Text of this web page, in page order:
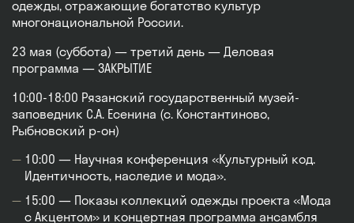
одежды, отражающие богатство культур
многонациональной России.
23 мая (суббота) — третий день — Деловая
программа — ЗАКРЫТИЕ
10:00-18:00 Рязанский государственный музей-
заповедник С.А. Есенина (с. Константиново,
Рыбновский р-он)
10:00 — Научная конференция «Культурный код.
Идентичность, наследие и мода».
15:00 — Показы коллекций одежды проекта «Мода
с Акцентом» и концертная программа ансамбля